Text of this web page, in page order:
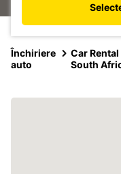
Închiriere
auto
Car Rental
South